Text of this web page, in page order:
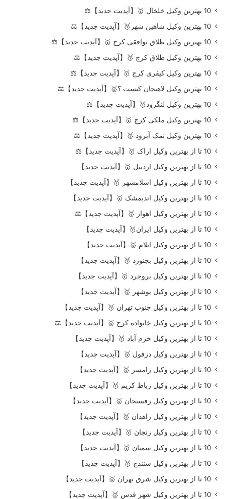
10 بهترین وکیل خلخال 🥇【آپدیت جدید】⚖️
10 بهترین وکیل شاهین شهر🥇【آپدیت جدید】⚖️
10 بهترین وکیل طلاق توافقی کرج 🥇【آپدیت جدید】⚖️
10 بهترین وکیل طلاق کرج 🥇【آپدیت جدید】⚖️
10 بهترین وکیل کیفری کرج 🥇【آپدیت جدید】⚖️
10 بهترین وکیل لاهیجان کیست ؟🥇【آپدیت جدید】⚖️
10 بهترین وکیل لنگرود🥇【آپدیت جدید】⚖️
10 بهترین وکیل ملکی کرج 🥇【آپدیت جدید】⚖️
10 بهترین وکیل نمک آبرود 🥇【آپدیت جدید】⚖️
10 تا از بهترین وکیل اراک 🥇【آپدیت جدید】⚖️
10 تا از بهترین وکیل اردبیل 🥇【آپدیت جدید】
10 تا از بهترین وکیل اسلامشهر 🥇【آپدیت جدید】
10 تا از بهترین وکیل اندیمشک 🥇【آپدیت جدید】
10 تا از بهترین وکیل اهواز 🥇【آپدیت جدید】⚖️
10 تا از بهترین وکیل ایران🥇【آپدیت جدید】
10 تا از بهترین وکیل ایلام 🥇【آپدیت جدید】
10 تا از بهترین وکیل بجنورد 🥇【آپدیت جدید】
10 تا از بهترین وکیل بروجرد 🥇【آپدیت جدید】
10 تا از بهترین وکیل بوشهر 🥇【آپدیت جدید】
10 تا از بهترین وکیل جنوب تهران 🥇【آپدیت جدید】
10 تا از بهترین وکیل خانواده کرج 🥇【آپدیت جدید】⚖️
10 تا از بهترین وکیل خرم آباد 🥇【آپدیت جدید】
10 تا از بهترین وکیل دزفول 🥇【آپدیت جدید】
10 تا از بهترین وکیل رامسر 🥇【آپدیت جدید】
10 تا از بهترین وکیل رباط کریم 🥇【آپدیت جدید】
10 تا از بهترین وکیل رفسنجان 🥇【آپدیت جدید】
10 تا از بهترین وکیل زاهدان 🥇【آپدیت جدید】
10 تا از بهترین وکیل زنجان 🥇【آپدیت جدید】
10 تا از بهترین وکیل سمنان 🥇【آپدیت جدید】
10 تا از بهترین وکیل سنندج 🥇【آپدیت جدید】
10 تا از بهترین وکیل شرق تهران 🥇【آپدیت جدید】
10 تا از بهترین وکیل شهر قدس 🥇【آپدیت جدید】